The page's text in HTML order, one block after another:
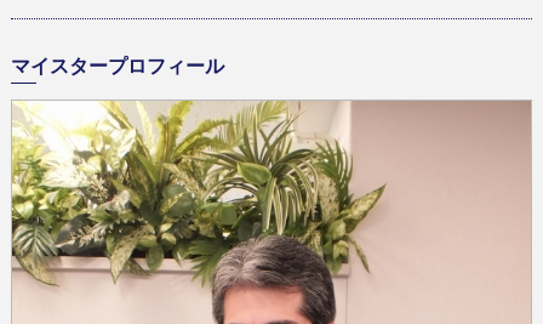
マイスタープロフィール